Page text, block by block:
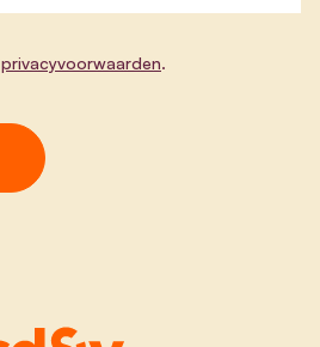
privacyvoorwaarden.